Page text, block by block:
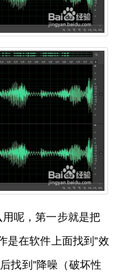
呢，第一步就是把
是在软件上面找到”效
找到”降噪（破坏性